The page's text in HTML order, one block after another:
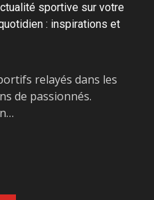
sportive sur votre
: inspirations et
relayés dans les
de passionnés.